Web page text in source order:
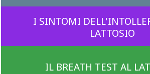
I SINTOMI
LATTOSIO
IL BREATH TEST AL